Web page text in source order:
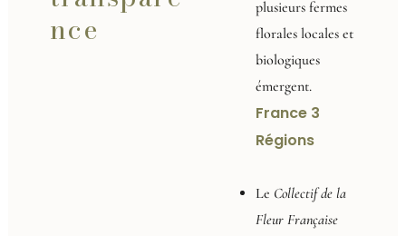
nce
plusieurs fermes
florales locales et
biologiques
émergent.
France 3
Régions
Le Collectif de la
Fleur Française